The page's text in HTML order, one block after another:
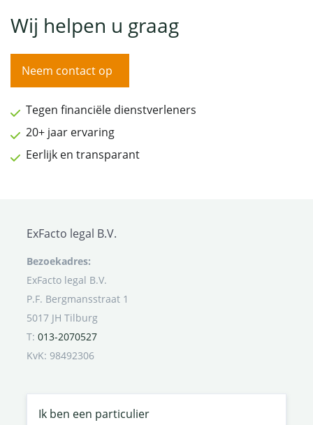
Wij helpen u graag
Neem contact op
Tegen financiële dienstverleners
20+ jaar ervaring
Eerlijk en transparant
ExFacto legal B.V.
Bezoekadres:
ExFacto legal B.V.
P.F. Bergmansstraat 1
5017 JH Tilburg
T: 013-2070527
KvK: 98492306
Ik ben een particulier